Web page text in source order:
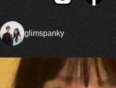
glimspanky